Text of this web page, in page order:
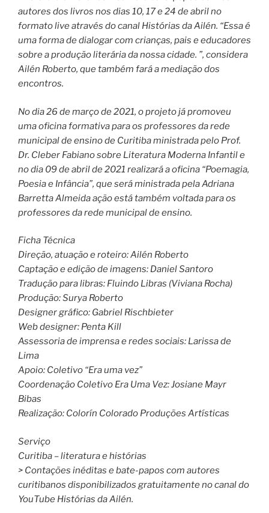
autores dos livros nos dias 10, 17 e 24 de abril no
formato live através do canal Histórias da Ailén. “Essa é
uma forma de dialogar com crianças, pais e educadores
sobre a produção literária da nossa cidade. ”, considera
Ailén Roberto, que também fará a mediação dos
encontros.
No dia 26 de março de 2021, o projeto já promoveu
uma oficina formativa para os professores da rede
municipal de ensino de Curitiba ministrada pelo Prof.
Dr. Cleber Fabiano sobre Literatura Moderna Infantil e
no dia 09 de abril de 2021 realizará a oficina “Poemagia,
Poesia e Infância”, que será ministrada pela Adriana
Barretta Almeida ação está também voltada para os
professores da rede municipal de ensino.
Ficha Técnica
Direção, atuação e roteiro: Ailén Roberto
Captação e edição de imagens: Daniel Santoro
Tradução para libras: Fluindo Libras (Viviana Rocha)
Produção: Surya Roberto
Designer gráfico: Gabriel Rischbieter
Web designer: Penta Kill
Assessoria de imprensa e redes sociais: Larissa de
Lima
Apoio: Coletivo “Era uma vez”
Coordenação Coletivo Era Uma Vez: Josiane Mayr
Bibas
Realização: Colorín Colorado Produções Artísticas
Serviço
Curitiba – literatura e histórias
> Contações inéditas e bate-papos com autores
curitibanos disponibilizados gratuitamente no canal do
YouTube Histórias da Ailén.